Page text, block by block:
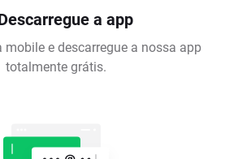
a app
e descarregue a nossa app
totalmente grátis.